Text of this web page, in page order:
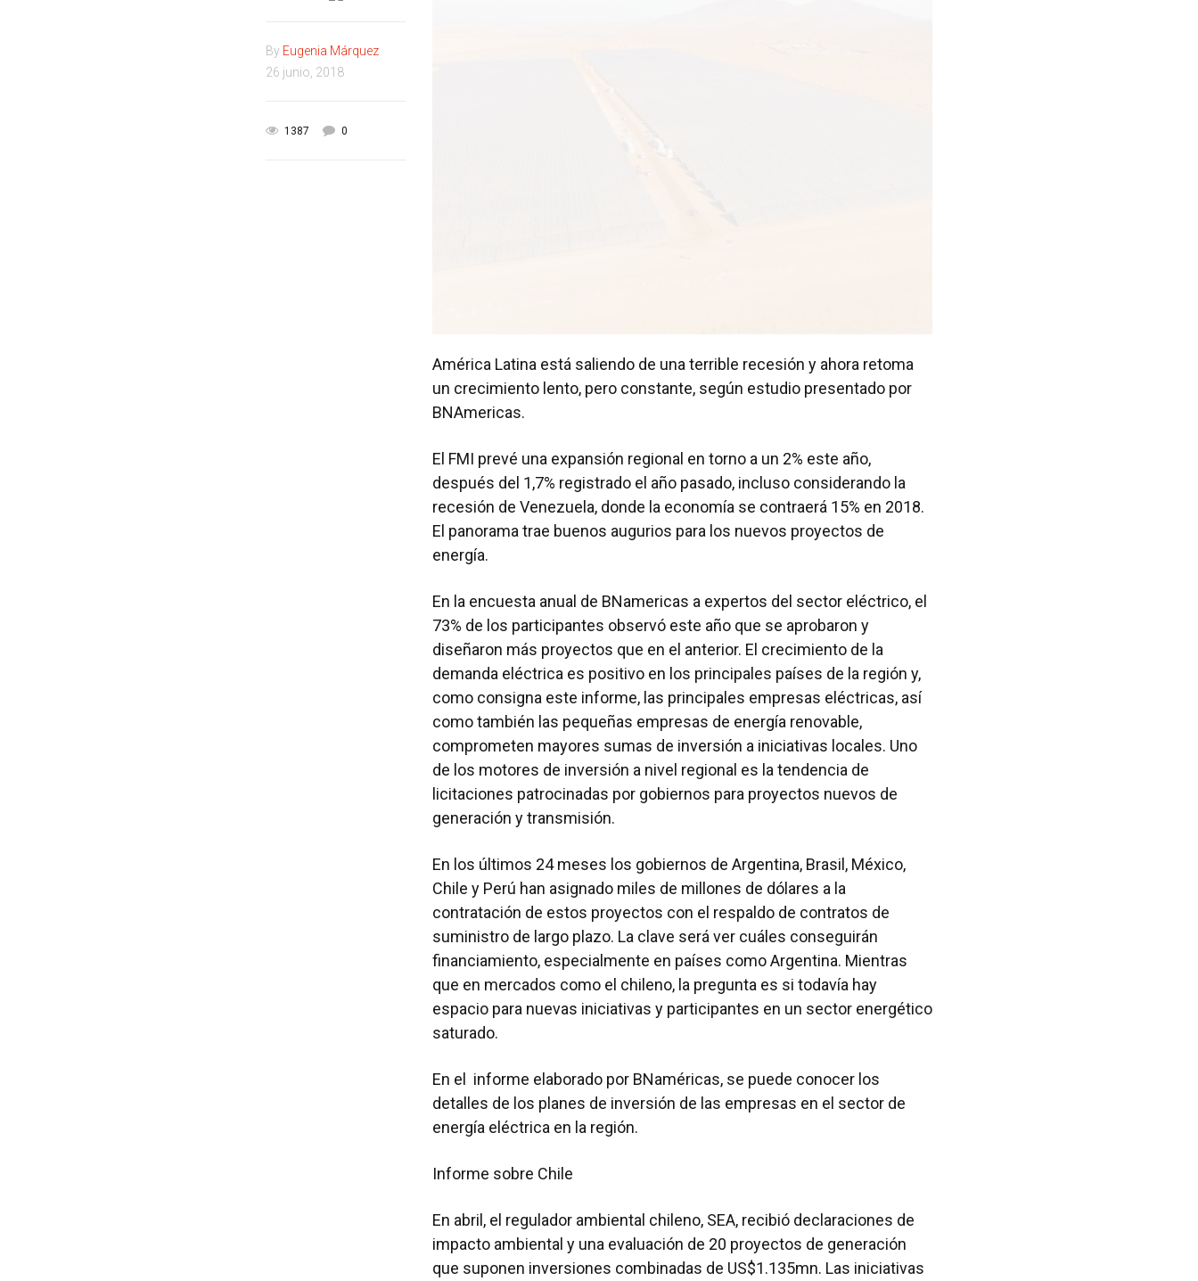
By Eugenia Márquez
26 junio, 2018
1387 0
América Latina está saliendo de una terrible recesión y ahora retoma
un crecimiento lento, pero constante, según estudio presentado por
BNAmericas.
El FMI prevé una expansión regional en torno a un 2% este año,
después del 1,7% registrado el año pasado, incluso considerando la
recesión de Venezuela, donde la economía se contraerá 15% en 2018.
El panorama trae buenos augurios para los nuevos proyectos de
energía.
En la encuesta anual de BNamericas a expertos del sector eléctrico, el
73% de los participantes observó este año que se aprobaron y
diseñaron más proyectos que en el anterior. El crecimiento de la
demanda eléctrica es positivo en los principales países de la región y,
como consigna este informe, las principales empresas eléctricas, así
como también las pequeñas empresas de energía renovable,
comprometen mayores sumas de inversión a iniciativas locales. Uno
de los motores de inversión a nivel regional es la tendencia de
licitaciones patrocinadas por gobiernos para proyectos nuevos de
generación y transmisión.
En los últimos 24 meses los gobiernos de Argentina, Brasil, México,
Chile y Perú han asignado miles de millones de dólares a la
contratación de estos proyectos con el respaldo de contratos de
suministro de largo plazo. La clave será ver cuáles conseguirán
financiamiento, especialmente en países como Argentina. Mientras
que en mercados como el chileno, la pregunta es si todavía hay
espacio para nuevas iniciativas y participantes en un sector energético
saturado.
En el informe elaborado por BNaméricas, se puede conocer los
detalles de los planes de inversión de las empresas en el sector de
energía eléctrica en la región.
Informe sobre Chile
En abril, el regulador ambiental chileno, SEA, recibió declaraciones de
impacto ambiental y una evaluación de 20 proyectos de generación
que suponen inversiones combinadas de US$1.135mn. Las iniciativas